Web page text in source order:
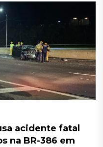
acidente fatal
na BR-386 em